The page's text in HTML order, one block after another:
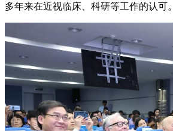
多年来在近视临床、科研等工作的认可。